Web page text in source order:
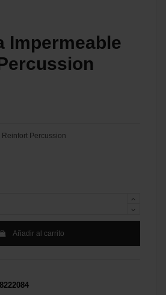
Impermeable
Percussion
Añadir al carrito